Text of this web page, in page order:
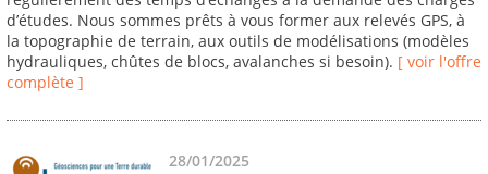
d’études. Nous sommes prêts à vous former aux relevés GPS, à
la topographie de terrain, aux outils de modélisations (modèles
hydrauliques, chûtes de blocs, avalanches si besoin). [ voir l'offre
complète ]
28/01/2025